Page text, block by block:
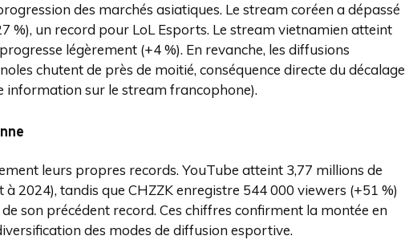
des marchés asiatiques. Le stream coréen a dépassé
%), un record pour LoL Esports. Le stream vietnamien atteint
légèrement (+4 %). En revanche, les diffusions
chutent de près de moitié, conséquence directe du décalage
information sur le stream francophone).
leurs propres records. YouTube atteint 3,77 millions de
2024), tandis que CHZZK enregistre 544 000 viewers (+51 %)
son précédent record. Ces chiffres confirment la montée en
des modes de diffusion esportive.